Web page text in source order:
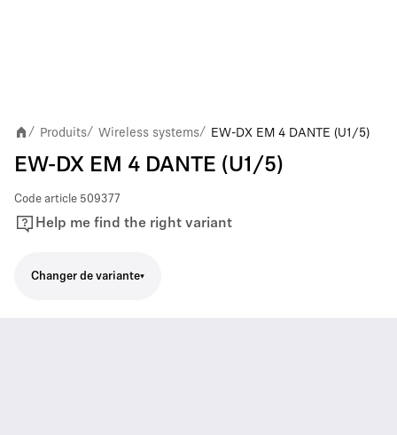
/ Produits/ Wireless systems/ EW-DX EM 4 DANTE (U1/5)
EW-DX EM 4 DANTE (U1/5)
Code article 509377
Help me find the right variant
Changer de variante